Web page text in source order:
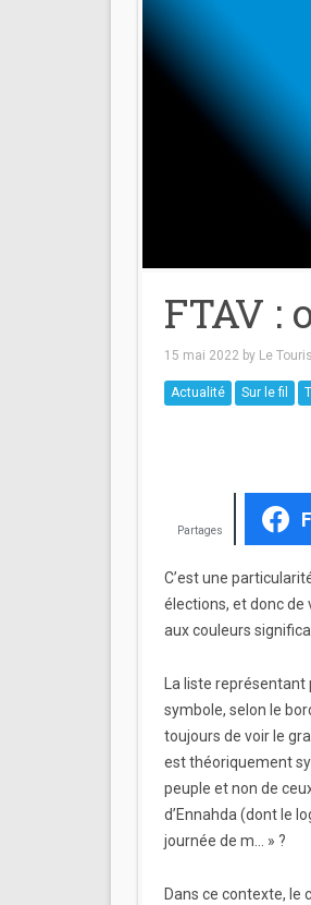
FTAV :
15 mai 2022 by Le
Actualité Sur le fil
Partages
C’est une
élections, et donc
aux couleurs
La liste représentant
symbole, selon le
toujours de voir le
est théoriquement
peuple et non de
d’Ennahda (dont le
journée de m… » ?
Dans ce contexte, le